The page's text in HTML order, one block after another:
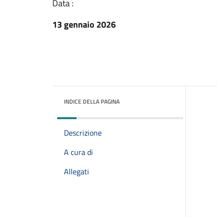
Data :
13 gennaio 2026
INDICE DELLA PAGINA
Descrizione
A cura di
Allegati